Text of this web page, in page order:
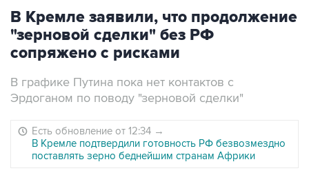
В Кремле заявили, что продолжение
"зерновой сделки" без РФ
сопряжено с рисками
В графике Путина пока нет контактов с
Эрдоганом по поводу "зерновой сделки"
Есть обновление от 12:34 →
В Кремле подтвердили готовность РФ безвозмездно
поставлять зерно беднейшим странам Африки